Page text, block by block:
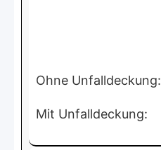
Ohne Unfalldeckung:
Mit Unfalldeckung: